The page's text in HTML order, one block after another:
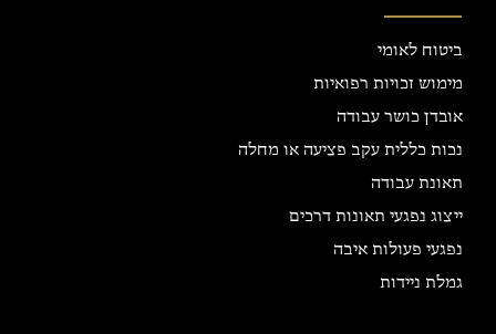
ביטוח לאומי
מימוש זכויות רפואיות
אובדן כושר עבודה
נכות כללית עקב פציעה או מחלה
תאונת עבודה
ייצוג נפגעי תאונות דרכים
נפגעי פעולות איבה
גמלת ניידות